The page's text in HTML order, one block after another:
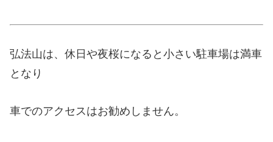
弘法山は、休日や夜桜になると小さい駐車場は満車
となり
車でのアクセスはお勧めしません。